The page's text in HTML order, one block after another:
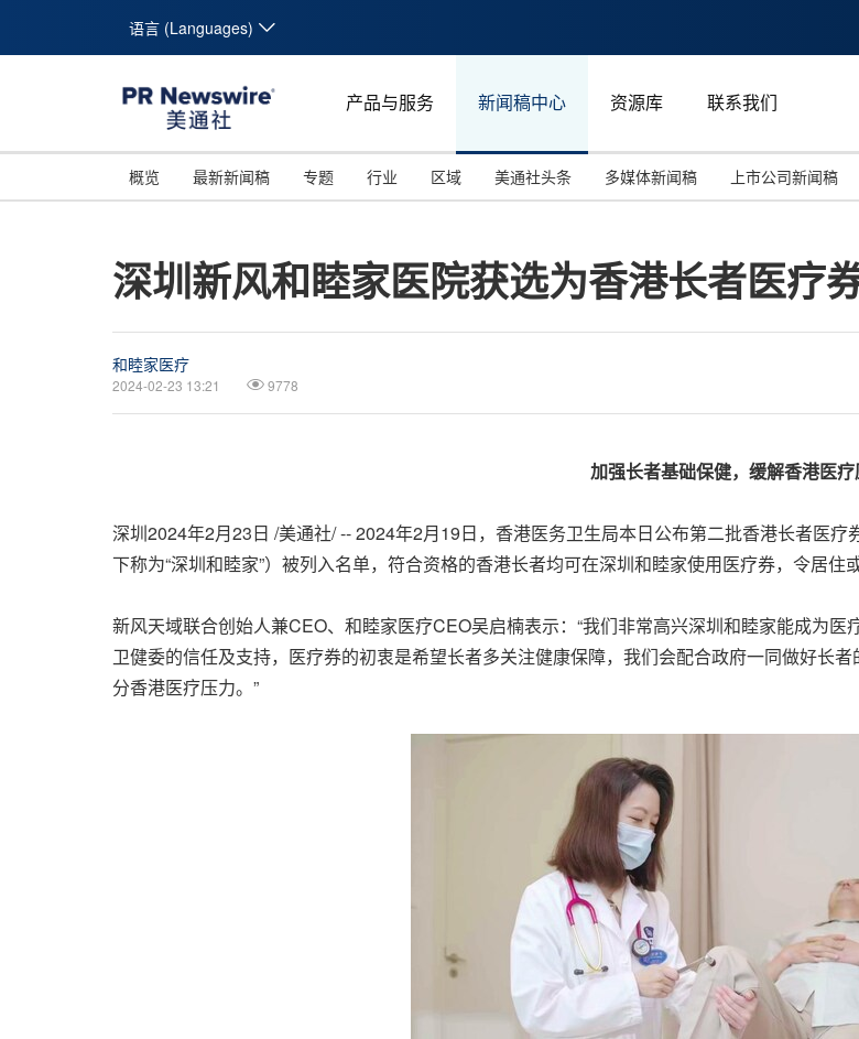
语言 (Languages)
产品与服务 新闻稿中心 资源库 联系我们
概览 最新新闻稿 专题
投资并
行业
能源化
区域
马来西
美通社头条 多媒体新闻稿 上市公司新闻稿
深圳新风和睦家医院获选为香港长者医疗
和睦家医疗
2024-02-23 13:21 9778
加强长者基础保健，缓解香港医
深圳2024年2月23日 /美通社/ --2024年2月19日，香港医务卫生局本日公布第二批香港长者医疗
下称为“深圳和睦家”）被列入名单，符合资格的香港长者均可在深圳和睦家使用医疗券，令居住
新风天域联合创始人兼CEO、和睦家医疗CEO吴启楠表示：“我们非常高兴深圳和睦家能成为
卫健委的信任及支持，医疗券的初衷是希望长者多关注健康保障，我们会配合政府一同做好长
分香港医疗压力。”